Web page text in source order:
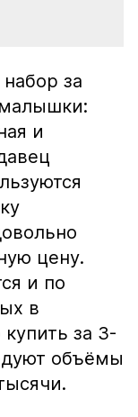
за
и
цену.
и по
в
за 3-
объёмы